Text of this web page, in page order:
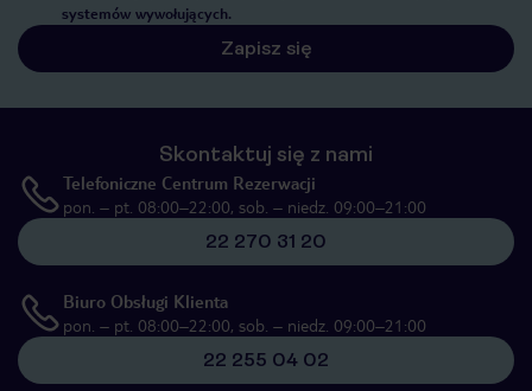
systemów wywołujących.
Zapisz się
Skontaktuj się z nami
Telefoniczne Centrum Rezerwacji
pon. – pt. 08:00–22:00, sob. – niedz. 09:00–21:00
22 270 31 20
Biuro Obsługi Klienta
pon. – pt. 08:00–22:00, sob. – niedz. 09:00–21:00
22 255 04 02